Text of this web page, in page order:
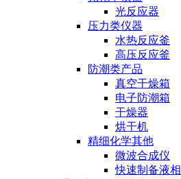
光反应器
压力类仪器
水热反应釜
高压反应釜
防潮类产品
真空干燥箱
电子防潮箱
干燥器
烘干机
精细化学其他
微波合成仪
快速制备液相